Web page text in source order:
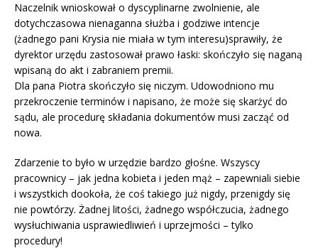
Naczelnik wnioskował o dyscyplinarne zwolnienie, ale
dotychczasowa nienaganna służba i godziwe intencje
(żadnego pani Krysia nie miała w tym interesu)sprawiły, że
dyrektor urzędu zastosował prawo łaski: skończyło się naganą
wpisaną do akt i zabraniem premii.
Dla pana Piotra skończyło się niczym. Udowodniono mu
przekroczenie terminów i napisano, że może się skarżyć do
sądu, ale procedurę składania dokumentów musi zacząć od
nowa.
Zdarzenie to było w urzędzie bardzo głośne. Wszyscy
pracownicy – jak jedna kobieta i jeden mąż – zapewniali siebie
i wszystkich dookoła, że coś takiego już nigdy, przenigdy się
nie powtórzy. Żadnej litości, żadnego współczucia, żadnego
wysłuchiwania usprawiedliwień i uprzejmości – tylko
procedury!